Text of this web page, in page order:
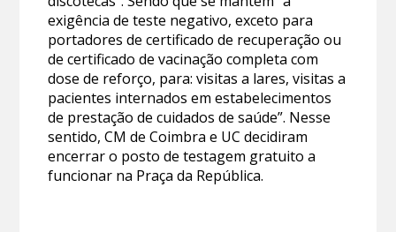
exigência de teste negativo, exceto para
portadores de certificado de recuperação ou
de certificado de vacinação completa com
dose de reforço, para: visitas a lares, visitas a
pacientes internados em estabelecimentos
de prestação de cuidados de saúde”. Nesse
sentido, CM de Coimbra e UC decidiram
encerrar o posto de testagem gratuito a
funcionar na Praça da República.